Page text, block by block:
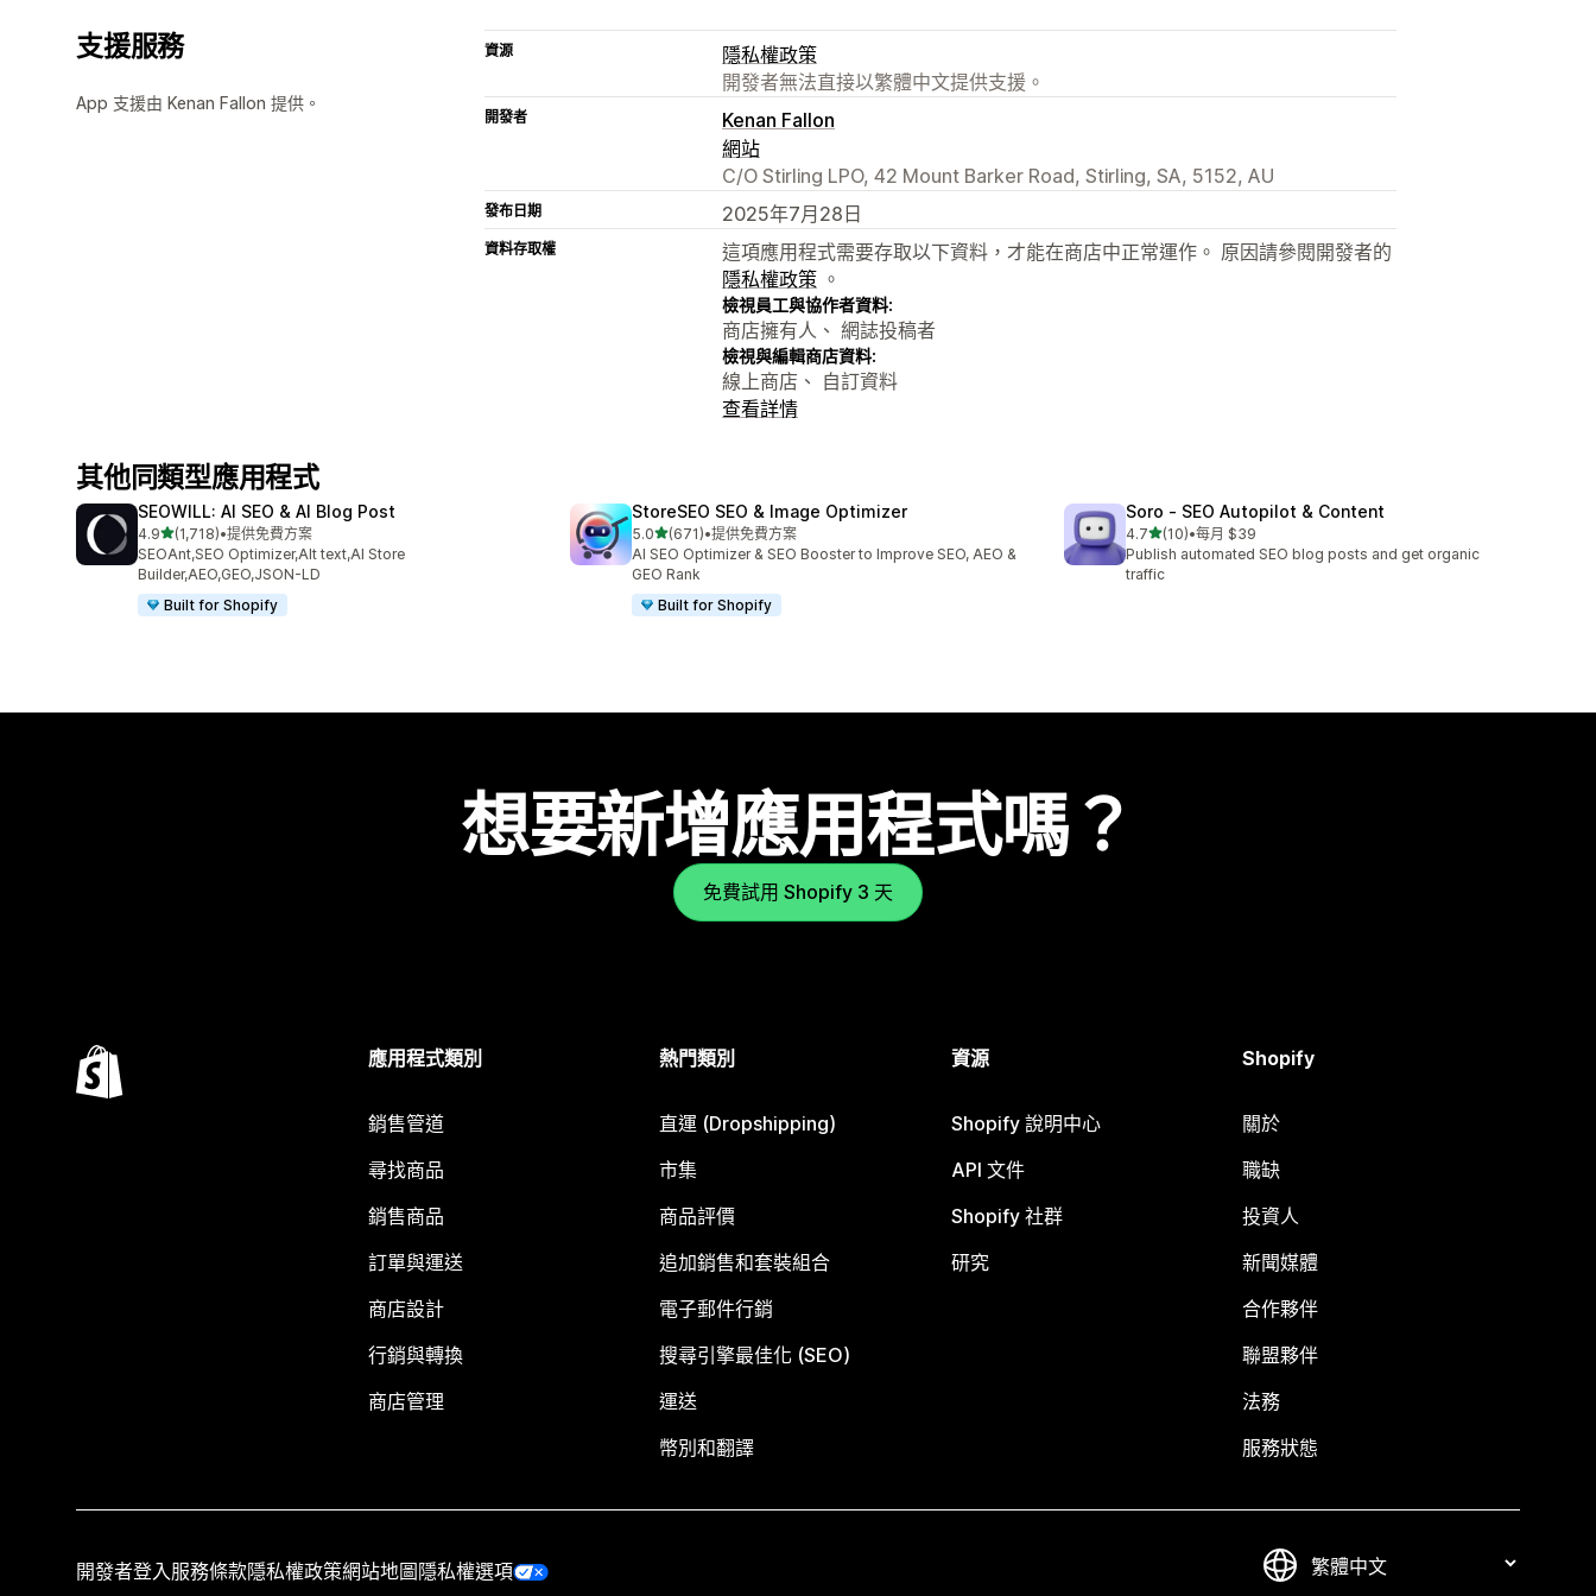
支援服務
App 支援由 Kenan Fallon 提供。
資源
隱私權政策
開發者無法直接以繁體中文提供支援。
開發者
Kenan Fallon
網站
C/O Stirling LPO, 42 Mount Barker Road, Stirling, SA, 5152, AU
發布日期 2025年7月28日
資料存取權
這項應用程式需要存取以下資料，才能在商店中正常運作。 原因請參閱開發者的
隱私權政策 。
檢視員工與協作者資料:
商店擁有人、 網誌投稿者
檢視與編輯商店資料:
線上商店、 自訂資料
查看詳情
其他同類型應用程式
SEOWILL: AI SEO & AI Blog Post
4.9滿分 5 顆星
(1,718)
共有 1718 則評價
•提供免費方案
SEOAnt,SEO Optimizer,Alt text,AI Store
Builder,AEO,GEO,JSON-LD
Built for Shopify
StoreSEO SEO & Image Optimizer
5.0滿分 5 顆星
(671)
共有 671 則評價
•提供免費方案
AI SEO Optimizer & SEO Booster to Improve SEO, AEO &
GEO Rank
Built for Shopify
Soro ‑ SEO Autopilot & Content
4.7滿分 5 顆星
(10)
共有 10 則評價
•每月 $39
Publish automated SEO blog posts and get organic
traffic
想要新增應用程式嗎？
免費試用 Shopify 3 天
應用程式類別
銷售管道
尋找商品
銷售商品
訂單與運送
商店設計
行銷與轉換
商店管理
熱門類別
直運 (Dropshipping)
市集
商品評價
追加銷售和套裝組合
電子郵件行銷
搜尋引擎最佳化 (SEO)
運送
幣別和翻譯
資源
Shopify 說明中心
API 文件
Shopify 社群
研究
Shopify
關於
職缺
投資人
新聞媒體
合作夥伴
聯盟夥伴
法務
服務狀態
開發者登入服務條款隱私權政策網站地圖 隱私權選項